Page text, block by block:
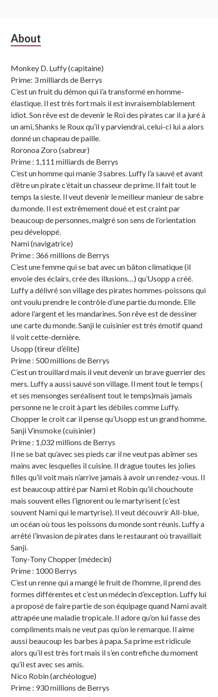
Subsidiary
About
Monkey D. Luffy (capitaine)
Prime: 3 milliards de Berrys
C’est un fruit du démon qui l’a transformé en homme-
élastique. Il est très fort mais il est invraisemblablement
idiot. Son rêve est de devenir le Roi des pirates car il a juré à
un ami, Shanks le Roux qu’il y parviendrai, celui-ci lui a alors
donné un chapeau de paille.
Roronoa Zoro (sabreur)
Prime : 1,111 milliards de Berrys
C’est un homme qui manie 3 sabres. Luffy l’a sauvé et avant
d’être un pirate c’était un chasseur de prime. Il fait tout le
temps la sieste. Il veut devenir le meilleur manieur de sabre
du monde. Il est extrêmement doué et est craint par
beaucoup de personnes, malgré son sens de l’orientation
peu développé.
Nami (navigatrice)
Prime : 366 millions de Berrys
C’est une femme qui se bat avec un bâton climatique (il
envoie des éclairs, crée des illusions…) qu’Usopp a créé.
Luffy a délivré son village des pirates hommes-poissons qui
ont voulu prendre le contrôle d’une partie du monde. Elle
adore l’argent et les mandarines. Son rêve est de dessiner
une carte du monde. Sanji le cuisinier est très émotif quand
il voit cette-dernière.
Usopp (tireur d’élite)
Prime : 500 millions de Berrys
C’est un trouillard mais il veut devenir un brave guerrier des
mers. Luffy a aussi sauvé son village. Il ment tout le temps (
et ses mensonges seréalisent tout le temps)mais jamais
personne ne le croit à part les débiles comme Luffy.
Chopper le croit car il pense qu’Usopp est un grand homme.
Sanji Vinsmoke (cuisinier)
Prime : 1,032 millions de Berrys
Il ne se bat qu’avec ses pieds car il ne veut pas abîmer ses
mains avec lesquelles il cuisine. Il drague toutes les jolies
filles qu’il voit mais n’arrive jamais à avoir un rendez-vous. Il
est beaucoup attiré par Nami et Robin qu’il chouchoute
mais souvent elles l’ignorent ou le martyrisent (c’est
souvent Nami qui le martyrise). Il veut découvrir All-blue,
un océan où tous les poissons du monde sont réunis. Luffy a
arrêté l’invasion de pirates dans le restaurant où travaillait
Sanji.
Tony-Tony Chopper (médecin)
Prime : 1000 Berrys
C’est un renne qui a mangé le fruit de l’homme, il prend des
formes différentes et c’est un médecin d’exception. Luffy lui
a proposé de faire partie de son équipage quand Nami avait
attrapée une maladie tropicale. Il adore qu’on lui fasse des
compliments mais ne veut pas qu’on le remarque. Il aime
aussi beaucoup les barbes à papa. Sa prime est ridicule
alors qu’il est très fort mais il s’en contrefiche du moment
qu’il est avec ses amis.
Nico Robin (archéologue)
Prime : 930 millions de Berrys